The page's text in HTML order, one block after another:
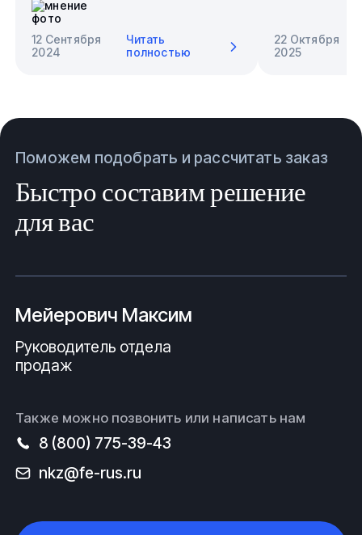
12 Сентября
2024
Читать
полностью
22 Октября
2025
Поможем подобрать и рассчитать заказ
Быстро составим решение
для вас
Мейерович Максим
Руководитель отдела
продаж
Также можно позвонить или написать нам
8 (800) 775-39-43
nkz@fe-rus.ru